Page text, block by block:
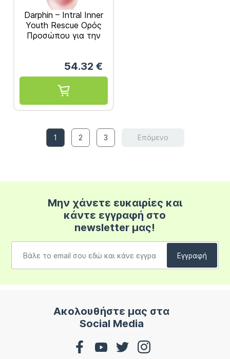
Darphin – Intral Inner
Youth Rescue Ορός
Προσώπου για την
54.32 €
1 2 3 Επόμενο
Μην χάνετε ευκαιρίες και
κάντε εγγραφή στο
newsletter μας!
Ακολουθήστε μας στα
Social Media